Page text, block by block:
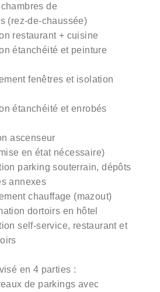
de
(rez-de-chaussée)
restaurant + cuisine
étanchéité et peinture
fenêtres et isolation
étanchéité et enrobés
ascenseur
en état nécessaire)
parking souterrain, dépôts
annexes
chauffage (mazout)
dortoirs en hôtel
self-service, restaurant et
en 4 parties :
de parkings avec